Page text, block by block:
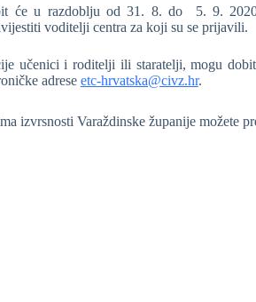
će u razdoblju od 31. 8. do 5. 9.
voditelji centra za koji su se prijavili.
učenici i roditelji ili staratelji, mogu
adrese etc-hrvatska@civz.hr.
izvrsnosti Varaždinske županije možete